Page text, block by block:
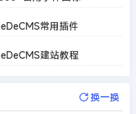
常用插件
建站教程
换一换